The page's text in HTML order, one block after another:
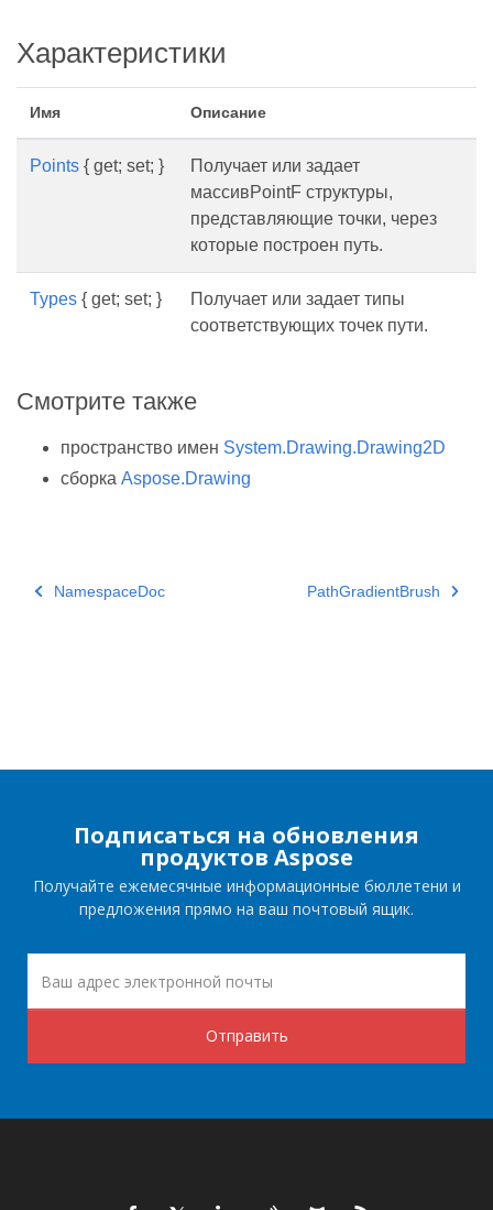
Характеристики
Имя Описание
Points { get; set; }
Получает или задает
массивPointF структуры,
представляющие точки, через
которые построен путь.
Types { get; set; }
Получает или задает типы
соответствующих точек пути.
Смотрите также
пространство имен System.Drawing.Drawing2D
сборка Aspose.Drawing
NamespaceDoc PathGradientBrush
Подписаться на обновления
продуктов Aspose
Получайте ежемесячные информационные бюллетени и
предложения прямо на ваш почтовый ящик.
Отправить